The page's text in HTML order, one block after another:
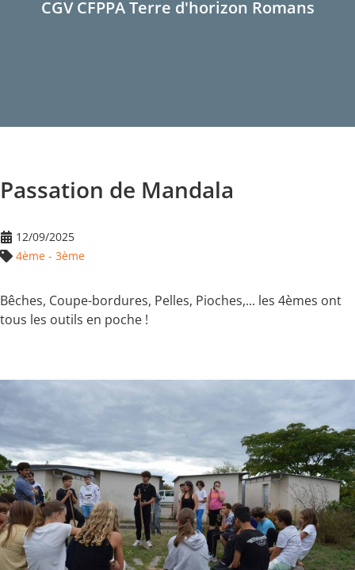
CGV CFPPA Terre d'horizon Romans
Passation de Mandala
12/09/2025
4ème - 3ème
Bêches, Coupe-bordures, Pelles, Pioches,... les 4èmes ont
tous les outils en poche !